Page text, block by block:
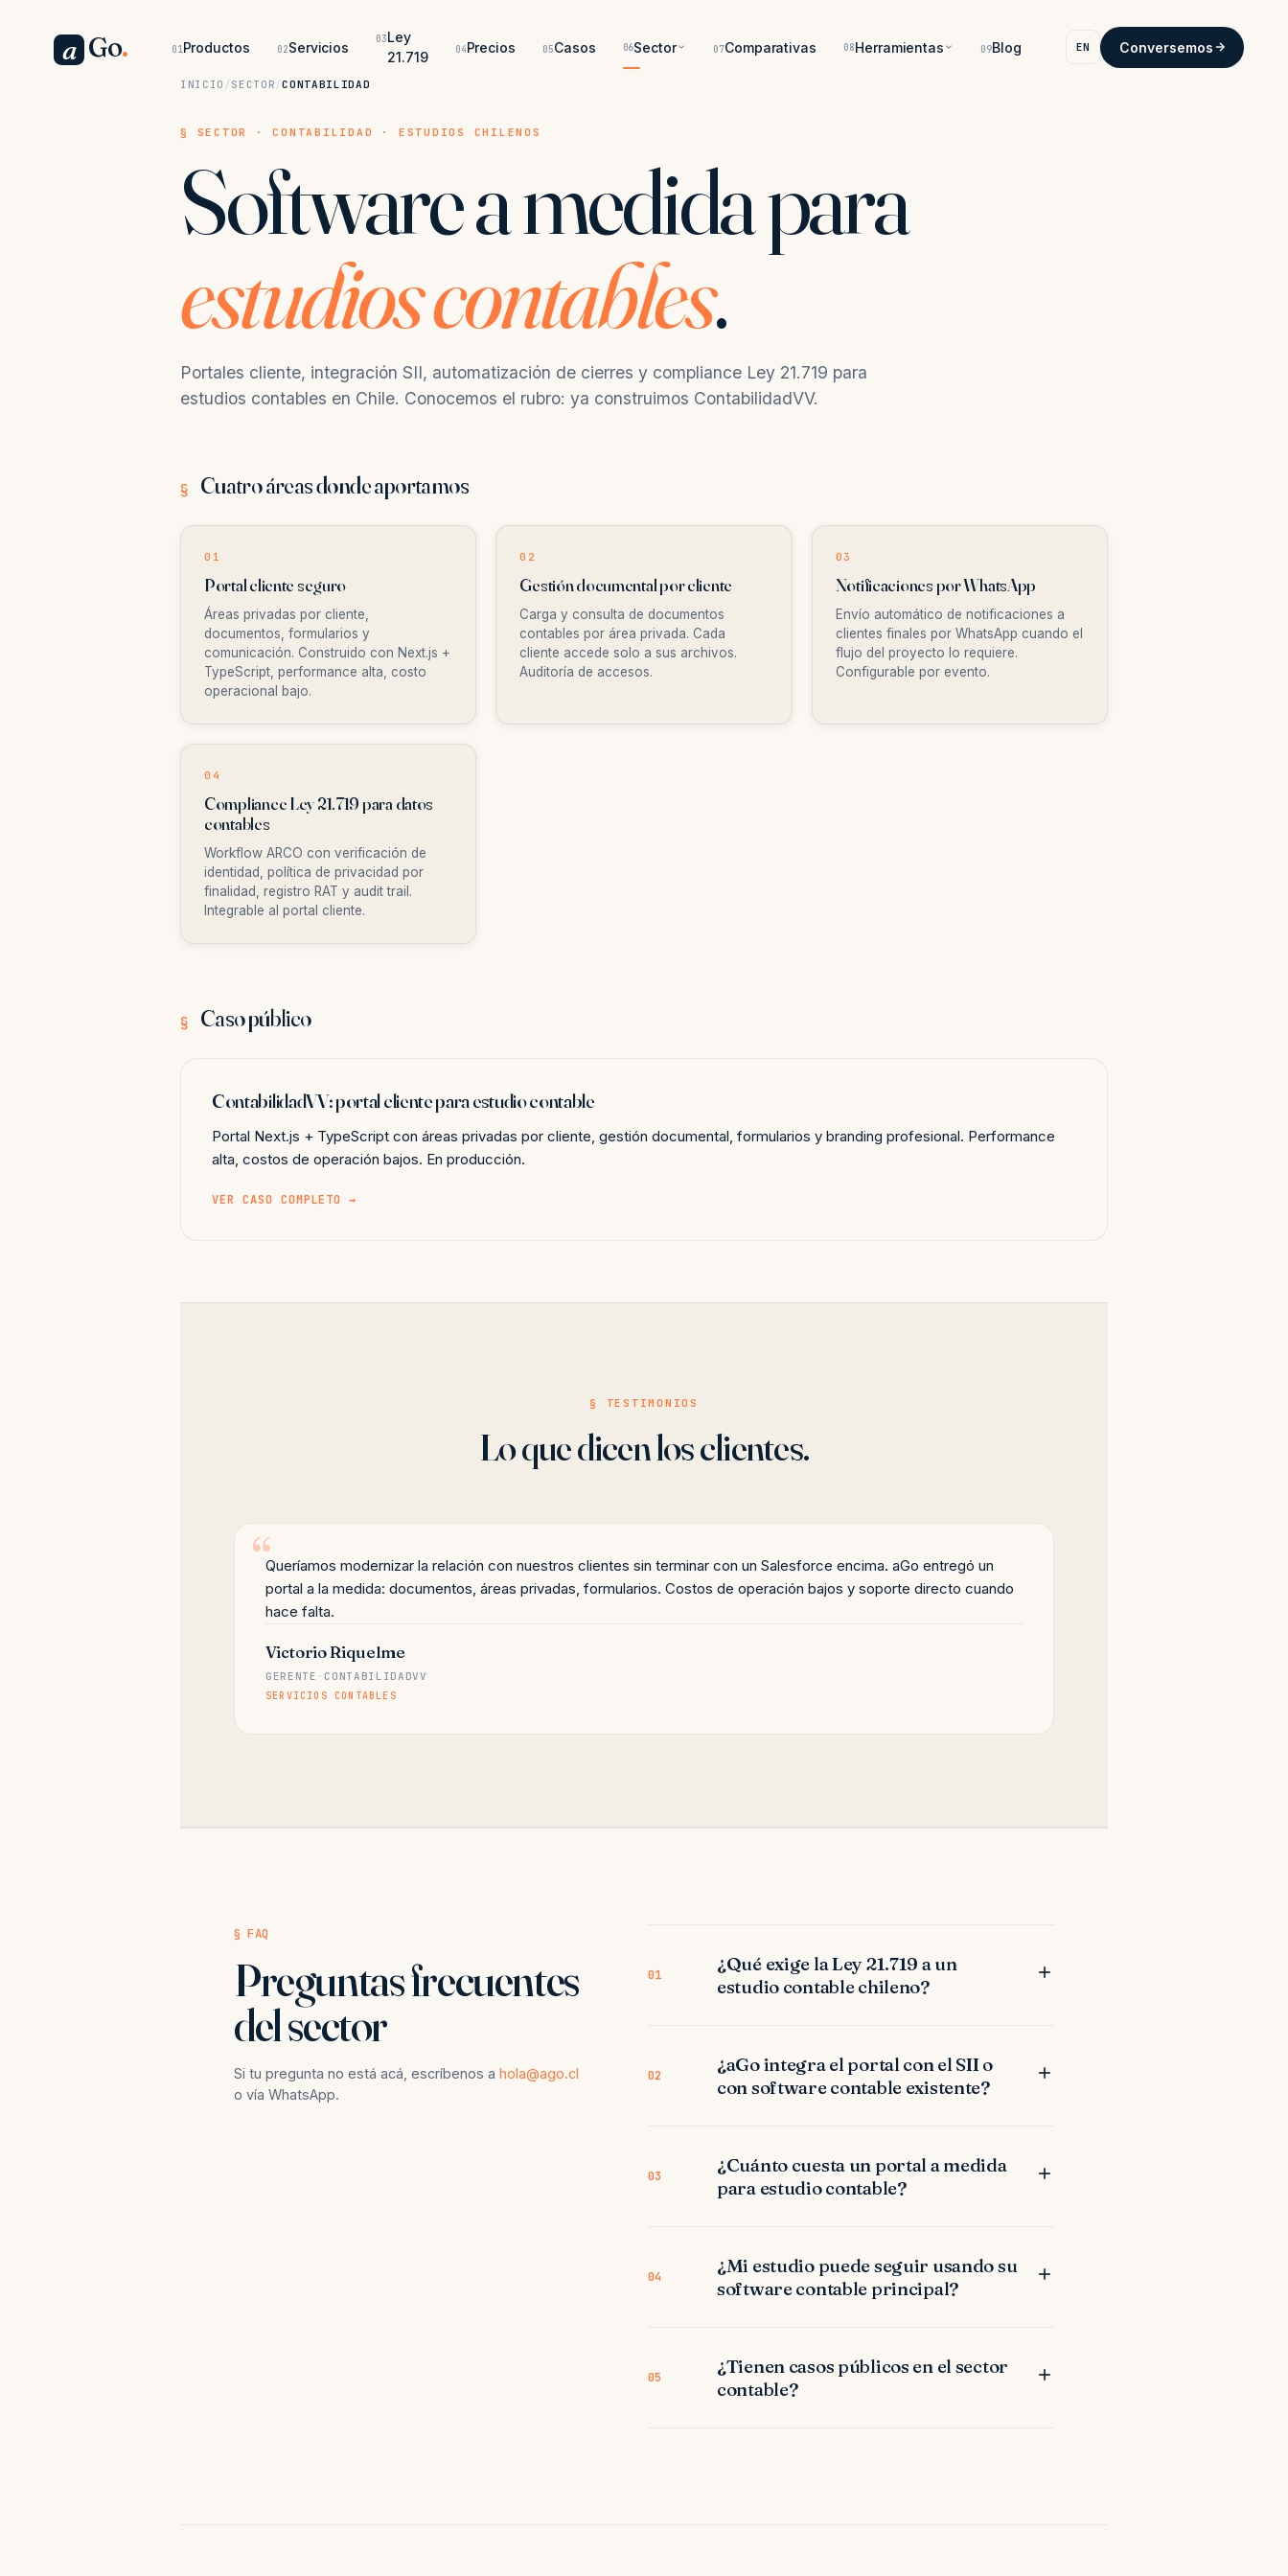
a Go. 01 Productos 02Servicios 03Ley
21.719
04Precios 05Casos 06Sector 07Comparativas 08Herramientas 09Blog EN Conversemos
INICIO / SECTOR /CONTABILIDAD
§ SECTOR · CONTABILIDAD · ESTUDIOS CHILENOS
Software a medida para
estudios contables.
Portales cliente, integración SII, automatización de cierres y compliance Ley 21.719 para
estudios contables en Chile. Conocemos el rubro: ya construimos ContabilidadVV.
§ Cuatro áreas donde aportamos
01
Portal cliente seguro
Áreas privadas por cliente,
documentos, formularios y
comunicación. Construido con Next.js +
TypeScript, performance alta, costo
operacional bajo.
02
Gestión documental por cliente
Carga y consulta de documentos
contables por área privada. Cada
cliente accede solo a sus archivos.
Auditoría de accesos.
03
Notificaciones por WhatsApp
Envío automático de notificaciones a
clientes finales por WhatsApp cuando el
flujo del proyecto lo requiere.
Configurable por evento.
04
Compliance Ley 21.719 para datos
contables
Workflow ARCO con verificación de
identidad, política de privacidad por
finalidad, registro RAT y audit trail.
Integrable al portal cliente.
§ Caso público
ContabilidadVV: portal cliente para estudio contable
Portal Next.js + TypeScript con áreas privadas por cliente, gestión documental, formularios y branding profesional. Performance
alta, costos de operación bajos. En producción.
VER CASO COMPLETO →
§ TESTIMONIOS
Lo que dicen los clientes.
Queríamos modernizar la relación con nuestros clientes sin terminar con un Salesforce encima. aGo entregó un
portal a la medida: documentos, áreas privadas, formularios. Costos de operación bajos y soporte directo cuando
hace falta.
Victorio Riquelme
GERENTE · CONTABILIDADVV
SERVICIOS CONTABLES
§ FAQ
Preguntas frecuentes
del sector
Si tu pregunta no está acá, escríbenos a hola@ago.cl
o vía WhatsApp.
01
¿Qué exige la Ley 21.719 a un
estudio contable chileno?
02
¿aGo integra el portal con el SII o
con software contable existente?
03
¿Cuánto cuesta un portal a medida
para estudio contable?
04
¿Mi estudio puede seguir usando su
software contable principal?
05
¿Tienen casos públicos en el sector
contable?